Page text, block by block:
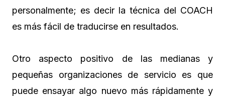
personalmente; es decir la técnica del COACH
es más fácil de traducirse en resultados.
Otro aspecto positivo de las medianas y
pequeñas organizaciones de servicio es que
puede ensayar algo nuevo más rápidamente y